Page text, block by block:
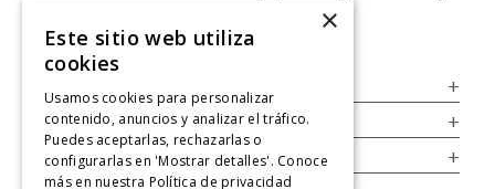
+
Legal +
Cuenta +
×
Este sitio web utiliza
cookies
Usamos cookies para personalizar
contenido, anuncios y analizar el tráfico.
Puedes aceptarlas, rechazarlas o
configurarlas en 'Mostrar detalles'. Conoce
más en nuestra Política de privacidad